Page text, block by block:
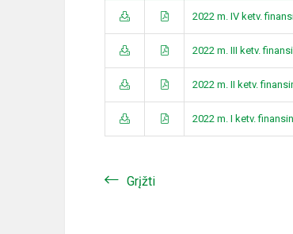
2022 m. IV ketv.
2022 m. III ketv.
2022 m. II ketv.
2022 m. I ketv.
Grįžti